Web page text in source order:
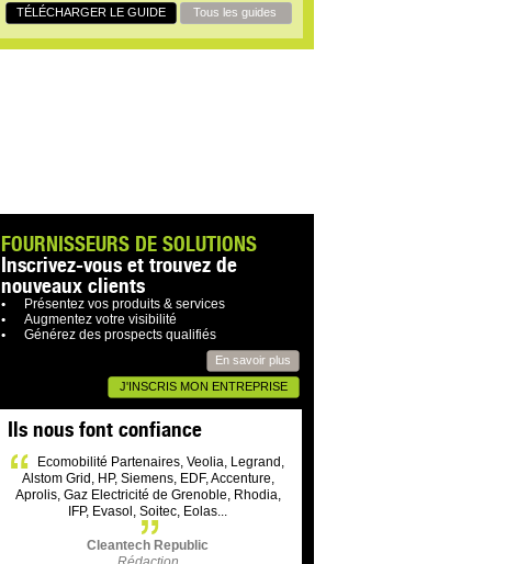
TÉLÉCHARGER LE GUIDE Tous les guides
FOURNISSEURS DE SOLUTIONS
Inscrivez-vous et trouvez de
nouveaux clients
Présentez vos produits & services
Augmentez votre visibilité
Générez des prospects qualifiés
En savoir plus
J'INSCRIS MON ENTREPRISE
Ils nous font confiance
Ecomobilité Partenaires, Veolia, Legrand,
Alstom Grid, HP, Siemens, EDF, Accenture,
Aprolis, Gaz Electricité de Grenoble, Rhodia,
IFP, Evasol, Soitec, Eolas...
Cleantech Republic